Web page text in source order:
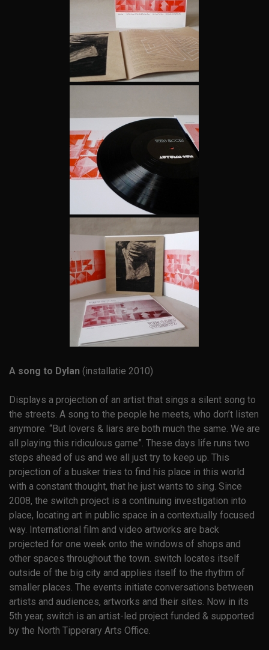
A song to Dylan (installatie 2010)
Displays a projection of an artist that sings a silent song to
the streets. A song to the people he meets, who don’t listen
anymore. “But lovers & liars are both much the same. We are
all playing this ridiculous game”. These days life runs two
steps ahead of us and we all just try to keep up. This
projection of a busker tries to find his place in this world
with a constant thought, that he just wants to sing. Since
2008, the switch project is a continuing investigation into
place, locating art in public space in a contextually focused
way. International film and video artworks are back
projected for one week onto the windows of shops and
other spaces throughout the town. switch locates itself
outside of the big city and applies itself to the rhythm of
smaller places. The events initiate conversations between
artists and audiences, artworks and their sites. Now in its
5th year, switch is an artist-led project funded & supported
by the North Tipperary Arts Office.